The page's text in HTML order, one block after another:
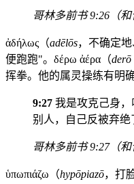
哥林多前书 9:26（和
ἀδήλως（adēlōs，不确定
便跑跑"。δέρω ἀέρα（derō
挥拳。他的属灵操练有明
9:27 我是攻克己身
别人，自己反被弃绝
哥林多前书 9:27（和
ὑπωπιάζω（hypōpiazō，打